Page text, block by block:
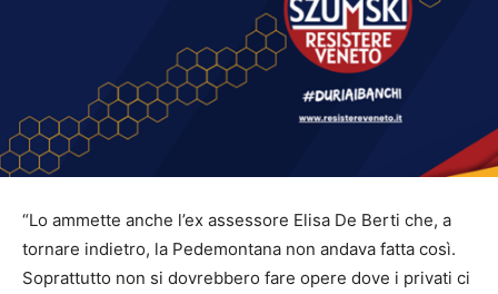
“Lo ammette anche l’ex assessore Elisa De Berti che, a
tornare indietro, la Pedemontana non andava fatta così.
Soprattutto non si dovrebbero fare opere dove i privati ci